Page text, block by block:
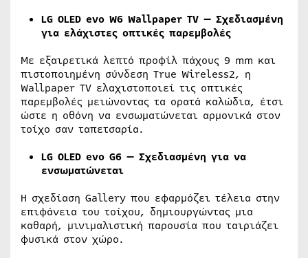
LG OLED evo W6 Wallpaper TV — Σχεδιασμένη
για ελάχιστες οπτικές παρεμβολές
Με εξαιρετικά λεπτό προφίλ πάχους 9 mm και
πιστοποιημένη σύνδεση True Wireless2, η
Wallpaper TV ελαχιστοποιεί τις οπτικές
παρεμβολές μειώνοντας τα ορατά καλώδια, έτσι
ώστε η οθόνη να ενσωματώνεται αρμονικά στον
τοίχο σαν ταπετσαρία.
LG OLED evo G6 — Σχεδιασμένη για να
ενσωματώνεται
Η σχεδίαση Gallery που εφαρμόζει τέλεια στην
επιφάνεια του τοίχου, δημιουργώντας μια
καθαρή, μινιμαλιστική παρουσία που ταιριάζει
φυσικά στον χώρο.